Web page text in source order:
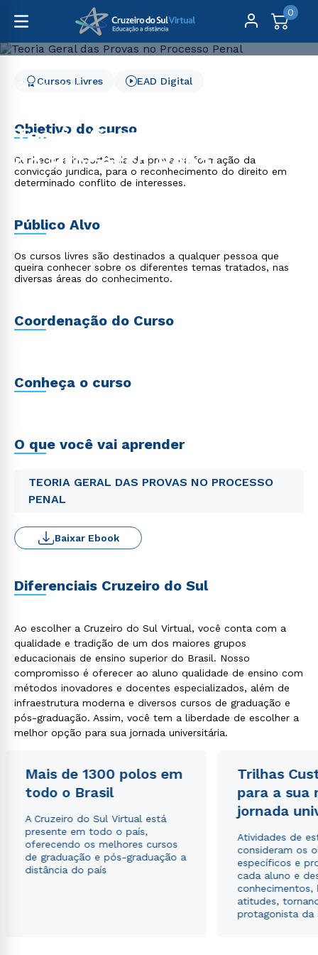
0
Cursos Livres
Teoria Geral das Provas
no Processo Penal
Cursos Livres EAD Digital
Objetivo do curso
Conhecer a importância da prova na formação da
convicção jurídica, para o reconhecimento do direito em
determinado conflito de interesses.
Público Alvo
Os cursos livres são destinados a qualquer pessoa que
queira conhecer sobre os diferentes temas tratados, nas
diversas áreas do conhecimento.
Coordenação do Curso
Conheça o curso
O que você vai aprender
TEORIA GERAL DAS PROVAS NO PROCESSO
PENAL
Baixar Ebook
Diferenciais Cruzeiro do Sul
Ao escolher a Cruzeiro do Sul Virtual, você conta com a
qualidade e tradição de um dos maiores grupos
educacionais de ensino superior do Brasil. Nosso
compromisso é oferecer ao aluno qualidade de ensino com
métodos inovadores e docentes especializados, além de
infraestrutura moderna e diversos cursos de graduação e
pós-graduação. Assim, você tem a liberdade de escolher a
melhor opção para sua jornada universitária.
Mais de 1300 polos em
todo o Brasil
A Cruzeiro do Sul Virtual está
presente em todo o país,
oferecendo os melhores cursos
de graduação e pós-graduação a
distância do país
Trilhas
para a sua
jornada
Atividades de
consideram os
específicos e
cada aluno e
conhecimentos,
atitudes,
protagonista da